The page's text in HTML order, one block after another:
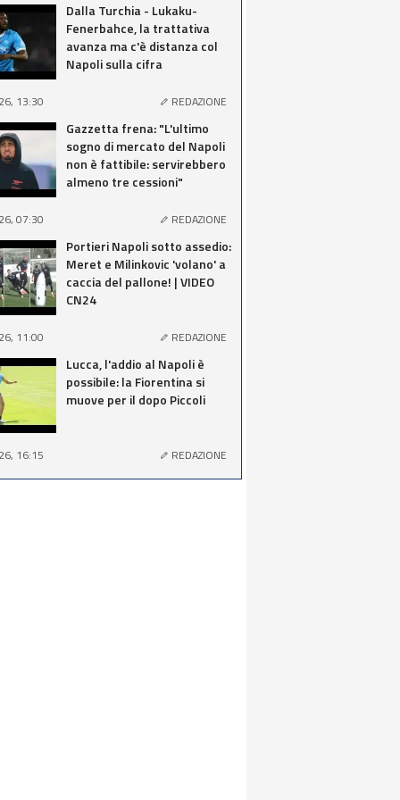
Dalla Turchia - Lukaku-
Fenerbahce, la trattativa
avanza ma c'è distanza col
Napoli sulla cifra
13:30 REDAZIONE
Gazzetta frena: "L'ultimo
sogno di mercato del Napoli
non è fattibile: servirebbero
almeno tre cessioni"
07:30 REDAZIONE
Portieri Napoli sotto assedio:
Meret e Milinkovic 'volano' a
caccia del pallone! | VIDEO
CN24
11:00 REDAZIONE
Lucca, l'addio al Napoli è
possibile: la Fiorentina si
muove per il dopo Piccoli
16:15 REDAZIONE